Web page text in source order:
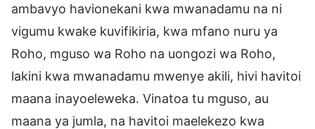
ambavyo havionekani kwa mwanadamu na ni
vigumu kwake kuvifikiria, kwa mfano nuru ya
Roho, mguso wa Roho na uongozi wa Roho,
lakini kwa mwanadamu mwenye akili, hivi havitoi
maana inayoeleweka. Vinatoa tu mguso, au
maana ya jumla, na havitoi maelekezo kwa